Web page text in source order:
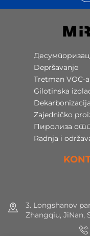
Depršavanje
Tretman VOC-a
Gilotinska
Dekarbonizacija
Zajedničko
Пиролиза
Radnja i
3. Longshanov
Zhangqiu, JiNan,